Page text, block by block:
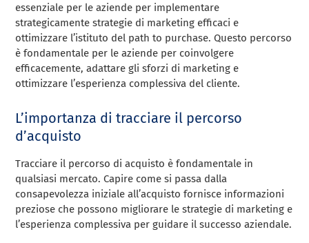
essenziale per le aziende per implementare
strategicamente strategie di marketing efficaci e
ottimizzare l’istituto del path to purchase. Questo percorso
è fondamentale per le aziende per coinvolgere
efficacemente, adattare gli sforzi di marketing e
ottimizzare l’esperienza complessiva del cliente.
L’importanza di tracciare il percorso
d’acquisto
Tracciare il percorso di acquisto è fondamentale in
qualsiasi mercato. Capire come si passa dalla
consapevolezza iniziale all’acquisto fornisce informazioni
preziose che possono migliorare le strategie di marketing e
l’esperienza complessiva per guidare il successo aziendale.